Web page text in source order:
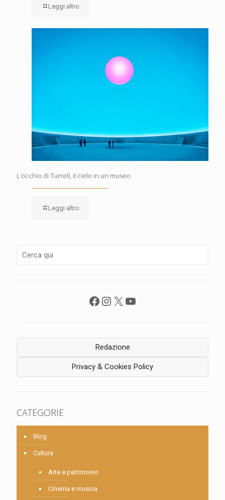
Leggi altro
L’occhio di Turrell, il cielo in un museo
Leggi altro
Facebook
Instagram
X YouTube
Redazione
Privacy & Cookies Policy
CATEGORIE
Blog
Cultura
Arte e patrimonio
Cinema e musica